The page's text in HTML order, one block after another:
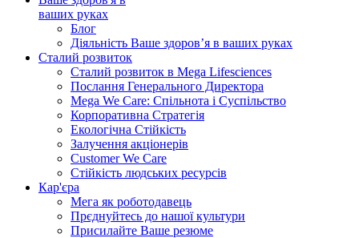
ваших руках
Блог
Діяльність Ваше здоров’я в ваших руках
Сталий розвиток
Сталий розвиток в Mega Lifesciences
Послання Генерального Директора
Mega We Care: Спільнота і Суспільство
Корпоративна Стратегія
Екологічна Стійкість
Залучення акціонерів
Customer We Care
Стійкість людських ресурсів
Кар'єра
Мега як роботодавець
Прєднуйтесь до нашої культури
Присилайте Ваше резюме